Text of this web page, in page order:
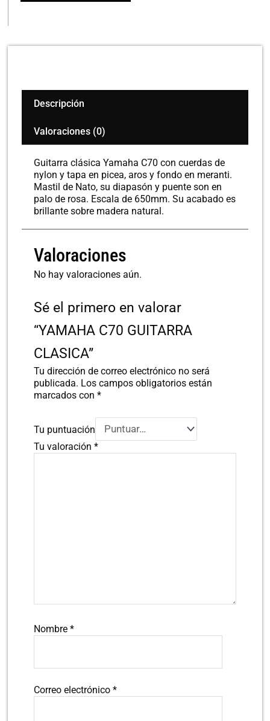
Descripción
Valoraciones (0)
Guitarra clásica Yamaha C70 con cuerdas de
nylon y tapa en picea, aros y fondo en meranti.
Mastil de Nato, su diapasón y puente son en
palo de rosa. Escala de 650mm. Su acabado es
brillante sobre madera natural.
Valoraciones
No hay valoraciones aún.
Sé el primero en valorar
“YAMAHA C70 GUITARRA
CLASICA”
Tu dirección de correo electrónico no será
publicada. Los campos obligatorios están
marcados con*
Tu puntuación
Tu valoración*
Nombre*
Correo electrónico*